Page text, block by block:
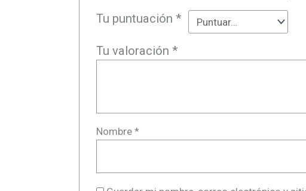
Tu puntuación*
Tu valoración*
Nombre*